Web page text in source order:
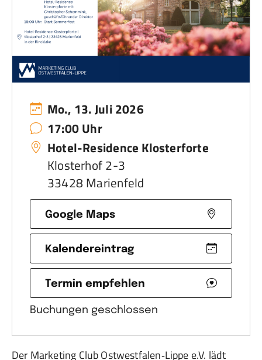
Mo., 13. Juli 2026
17:00 Uhr
Hotel-Residence Klosterforte
Klosterhof 2-3
33428 Marienfeld
Google Maps
Kalendereintrag
Termin empfehlen
Buchungen geschlossen
Der Marketing Club Ostwestfalen‑Lippe e.V. lädt